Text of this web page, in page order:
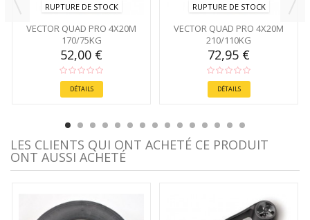
RUPTURE DE STOCK
VECTOR QUAD PRO 4X20M
170/75KG
52,00 €
DÉTAILS
RUPTURE DE STOCK
VECTOR QUAD PRO 4X20M
210/110KG
72,95 €
DÉTAILS
LES CLIENTS QUI ONT ACHETÉ CE PRODUIT
ONT AUSSI ACHETÉ